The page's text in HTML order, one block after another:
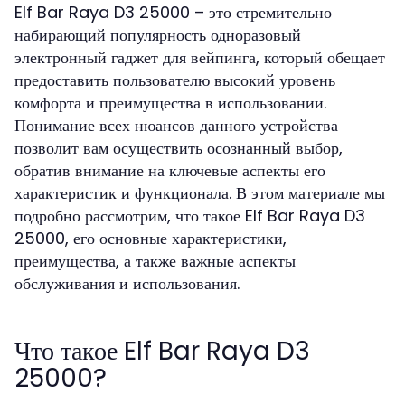
Elf Bar Raya D3 25000 – это стремительно
набирающий популярность одноразовый
электронный гаджет для вейпинга, который обещает
предоставить пользователю высокий уровень
комфорта и преимущества в использовании.
Понимание всех нюансов данного устройства
позволит вам осуществить осознанный выбор,
обратив внимание на ключевые аспекты его
характеристик и функционала. В этом материале мы
подробно рассмотрим, что такое Elf Bar Raya D3
25000, его основные характеристики,
преимущества, а также важные аспекты
обслуживания и использования.
Что такое Elf Bar Raya D3
25000?